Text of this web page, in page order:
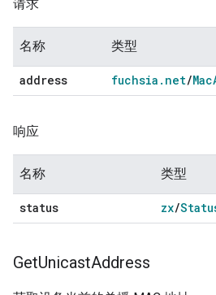
请求
名称 类型
address fuchsia . net/Mac
响应
名称 类型
status zx/
GetUnicastAddress